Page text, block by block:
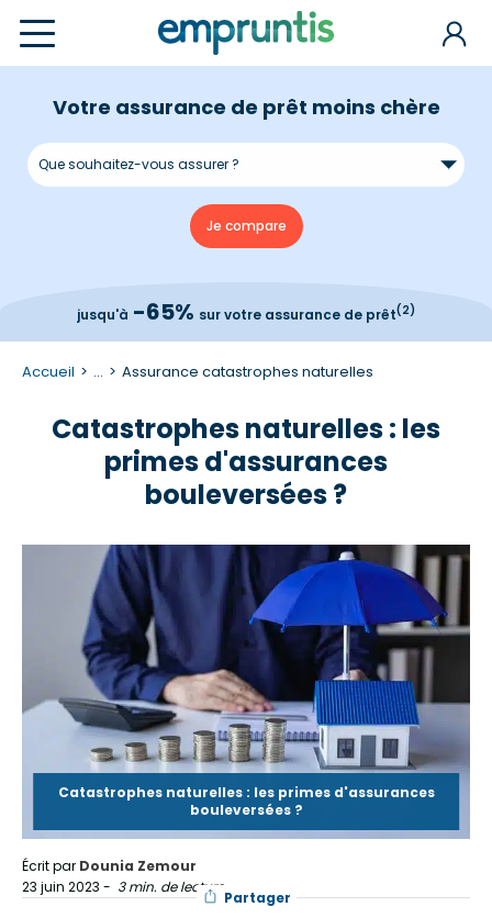
Votre assurance de prêt moins chère
jusqu'à -65% sur votre assurance de prêt(2)
Accueil ... Assurance catastrophes naturelles
Catastrophes naturelles : les
primes d'assurances
bouleversées ?
Catastrophes naturelles : les primes d'assurances
bouleversées ?
Écrit par Dounia Zemour
23 juin 2023 - 3 min. de lecture
Partager